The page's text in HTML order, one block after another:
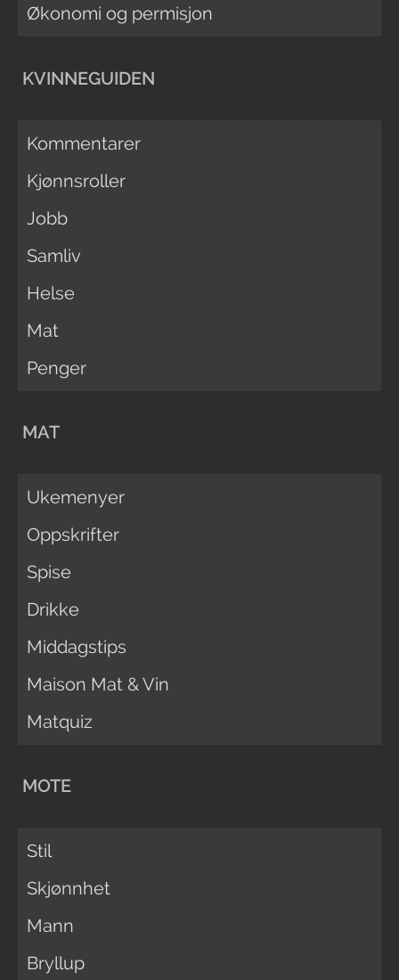
Økonomi og permisjon
KVINNEGUIDEN
Kommentarer
Kjønnsroller
Jobb
Samliv
Helse
Mat
Penger
MAT
Ukemenyer
Oppskrifter
Spise
Drikke
Middagstips
Maison Mat & Vin
Matquiz
MOTE
Stil
Skjønnhet
Mann
Bryllup